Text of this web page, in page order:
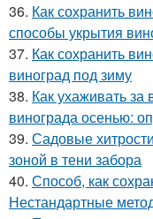
36. Как сохранить
способы укрытия
37. Как сохранить
виноград под зиму
38. Как ухаживать за
винограда осенью:
39. Садовые
зоной в тени забора
40. Способ, как
Нестандартные